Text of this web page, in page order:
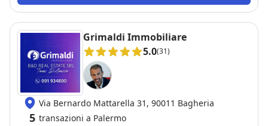
Grimaldi Immobiliare
5.0(31)
Via Bernardo Mattarella 31, 90011 Bagheria
5 transazioni a Palermo